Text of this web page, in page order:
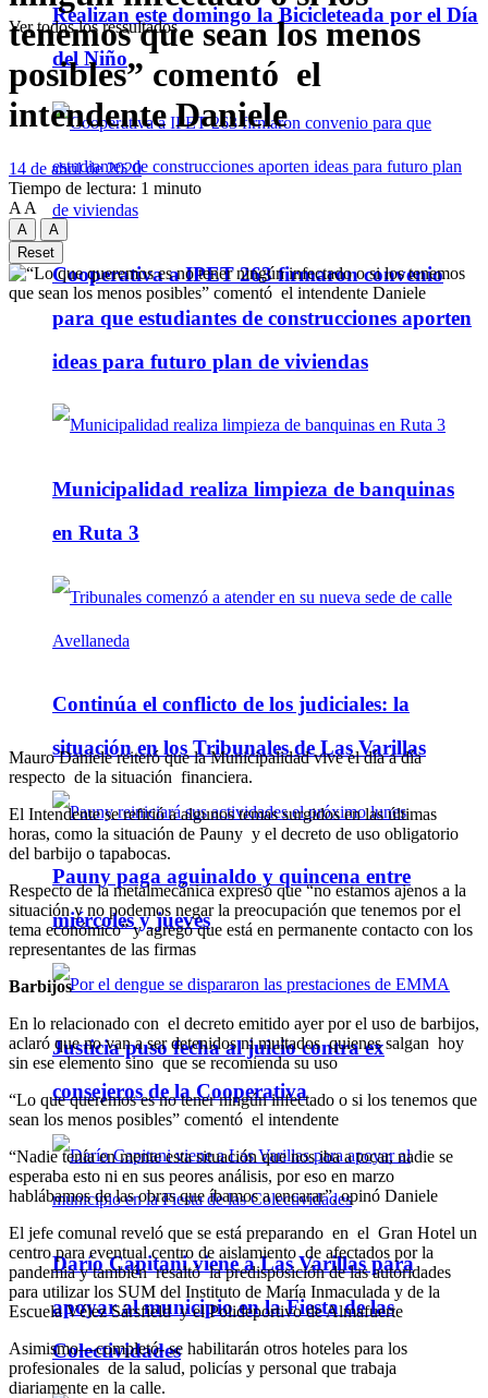
Realizan este domingo la Bicicleteada por el Día
del Niño
Cooperativa a IPET 263 firmaron convenio
para que estudiantes de construcciones aporten
ideas para futuro plan de viviendas
Municipalidad realiza limpieza de banquinas
en Ruta 3
Continúa el conflicto de los judiciales: la
situación en los Tribunales de Las Varillas
Pauny paga aguinaldo y quincena entre
miércoles y jueves
Justicia puso fecha al juicio contra ex
consejeros de la Cooperativa
Darío Capitani viene a Las Varillas para
apoyar al municipio en la Fiesta de las
Colectividades
Ver todos los ressultados
tenemos que sean los menos
posibles” comentó el
intendente Daniele
14 de abril de 2020
Tiempo de lectura: 1 minuto
A A
A
A
Reset
Mauro Daniele reiteró que la Municipalidad vive el día a día
respecto de la situación financiera.
El Intendente se refirió a algunos temas surgidos en las últimas
horas, como la situación de Pauny y el decreto de uso obligatorio
del barbijo o tapabocas.
Respecto de la metalmecánica expresó que “no estamos ajenos a la
situación y no podemos negar la preocupación que tenemos por el
tema económico” y agregó que está en permanente contacto con los
representantes de las firmas
Barbijos
En lo relacionado con el decreto emitido ayer por el uso de barbijos,
aclaró que no van a ser detenidos ni multados quienes salgan hoy
sin ese elemento sino que se recomienda su uso
“Lo que queremos es no tener ningún infectado o si los tenemos que
sean los menos posibles” comentó el intendente
“Nadie tenía en mente esta situación que nos iba a tocar, nadie se
esperaba esto ni en sus peores análisis, por eso en marzo
hablábamos de las obras que íbamos a encarar”, opinó Daniele
El jefe comunal reveló que se está preparando en el Gran Hotel un
centro para eventual centro de aislamiento de afectados por la
pandemia y también resaltó la predisposición de las autoridades
para utilizar los SUM del Instituto de María Inmaculada y de la
Escuela Vélez Sársfield y el Polideportivo de Almafuerte
Asimismo—completó- se habilitarán otros hoteles para los
profesionales de la salud, policías y personal que trabaja
diariamente en la calle.